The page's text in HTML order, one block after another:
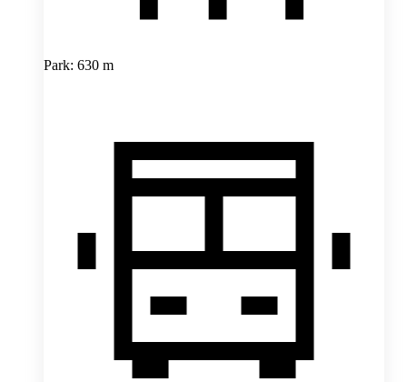
Park: 630 m